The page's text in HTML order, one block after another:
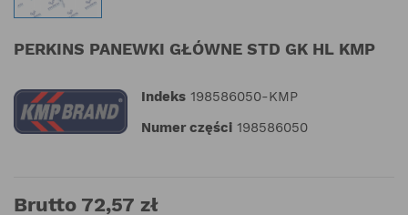
PERKINS PANEWKI GŁÓWNE STD GK HL KMP
Indeks 198586050-KMP
Numer części 198586050
Brutto 72,57 zł